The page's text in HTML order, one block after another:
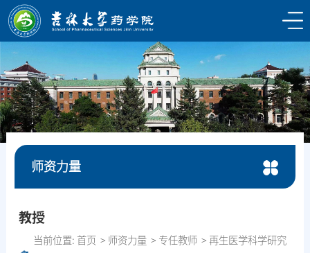
师资力量
教授
当前位置: 首页 师资力量 专任教师 再生医学科学研究